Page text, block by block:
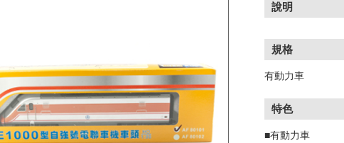
說明
規格
有動力車
特色
■有動力車